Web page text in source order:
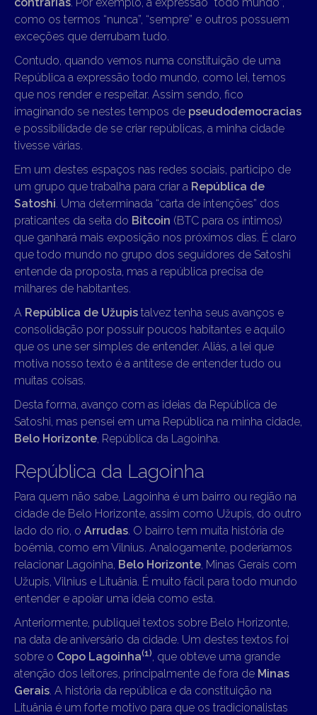
como os termos “nunca”, “sempre” e outros possuem
exceções que derrubam tudo.
Contudo, quando vemos numa constituição de uma
República a expressão todo mundo, como lei, temos
que nos render e respeitar. Assim sendo, fico
imaginando se nestes tempos de pseudodemocracias
e possibilidade de se criar repúblicas, a minha cidade
tivesse várias.
Em um destes espaços nas redes sociais, participo de
um grupo que trabalha para criar a República de
Satoshi . Uma determinada “carta de intenções” dos
praticantes da seita do Bitcoin (BTC para os íntimos)
que ganhará mais exposição nos próximos dias. É claro
que todo mundo no grupo dos seguidores de Satoshi
entende da proposta, mas a república precisa de
milhares de habitantes.
A República de Užupis talvez tenha seus avanços e
consolidação por possuir poucos habitantes e aquilo
que os une ser simples de entender. Aliás, a lei que
motiva nosso texto é a antítese de entender tudo ou
muitas coisas.
Desta forma, avanço com as ideias da República de
Satoshi, mas pensei em uma República na minha cidade,
Belo Horizonte , República da Lagoinha.
República da Lagoinha
Para quem não sabe, Lagoinha é um bairro ou região na
cidade de Belo Horizonte, assim como Užupis, do outro
lado do rio, o Arrudas . O bairro tem muita história de
boêmia, como em Vilnius. Analogamente, poderíamos
relacionar Lagoinha, Belo Horizonte , Minas Gerais com
Užupis, Vilnius e Lituânia. É muito fácil para todo mundo
entender e apoiar uma ideia como esta.
Anteriormente, publiquei textos sobre Belo Horizonte,
na data de aniversário da cidade. Um destes textos foi
sobre o Copo Lagoinha(1)
, que obteve uma grande
atenção dos leitores, principalmente de fora de Minas
Gerais . A história da república e da constituição na
Lituânia é um forte motivo para que os tradicionalistas